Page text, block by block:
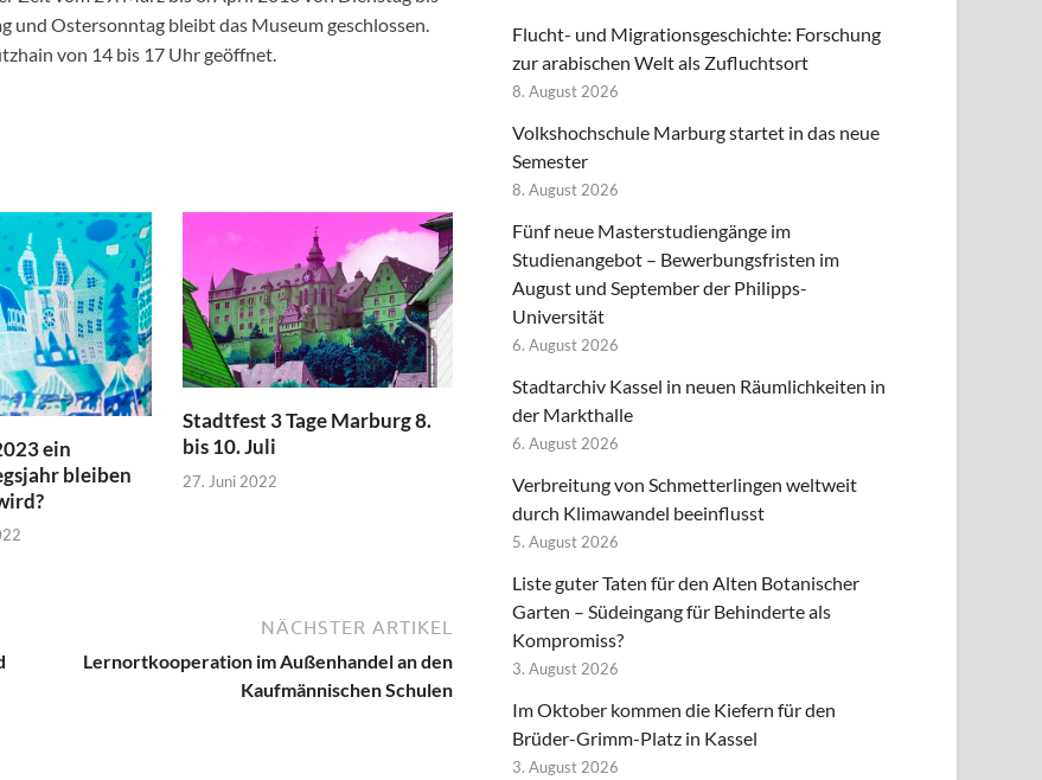
und Ostersonntag bleibt das Museum geschlossen.
von 14 bis 17 Uhr geöffnet.
ein
bleiben
Stadtfest 3 Tage Marburg 8.
bis 10. Juli
27. Juni 2022
NÄCHSTER ARTIKEL
Lernortkooperation im Außenhandel an den
Kaufmännischen Schulen
Flucht- und Migrationsgeschichte: Forschung
zur arabischen Welt als Zufluchtsort
8. August 2026
Volkshochschule Marburg startet in das neue
Semester
8. August 2026
Fünf neue Masterstudiengänge im
Studienangebot – Bewerbungsfristen im
August und September der Philipps-
Universität
6. August 2026
Stadtarchiv Kassel in neuen Räumlichkeiten in
der Markthalle
6. August 2026
Verbreitung von Schmetterlingen weltweit
durch Klimawandel beeinflusst
5. August 2026
Liste guter Taten für den Alten Botanischer
Garten – Südeingang für Behinderte als
Kompromiss?
3. August 2026
Im Oktober kommen die Kiefern für den
Brüder-Grimm-Platz in Kassel
3. August 2026